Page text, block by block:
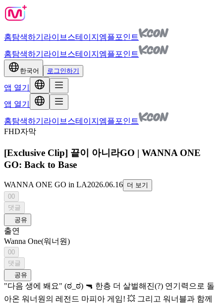
홈탐색하기 라이브 스테이지 엠플포인트
홈탐색하기 라이브 스테이지 엠플포인트
한국어 로그인하기
앱 열기
앱 열기
홈탐색하기 라이브 스테이지 엠플포인트
FHD자막
[Exclusive Clip] 끝이 아니라GO | WANNA ONE
GO: Back to Base
WANNA ONE GO in LA2026.06.16 더 보기
00
댓글
공유
출연
Wanna One(워너원)
00
댓글
공유
"다음 생에 봬요" (ಠ_ಠ) 🔫 한층 더 살벌해진(?) 연기력으로 돌
아온 워너원의 레전드 마피아 게임! 💥 그리고 워너블과 함께